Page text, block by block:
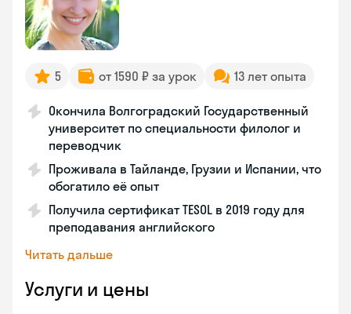
5 от 1590 ₽ за урок 13 лет опыта
Окончила Волгоградский Государственный
университет по специальности филолог и
переводчик
Проживала в Тайланде, Грузии и Испании, что
обогатило её опыт
Получила сертификат TESOL в 2019 году для
преподавания английского
Читать дальше
Услуги и цены